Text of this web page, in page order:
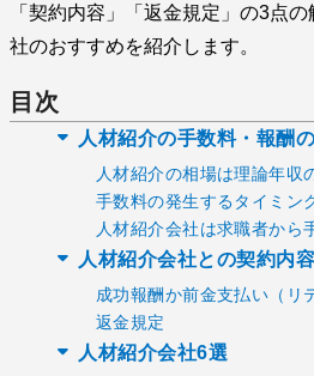
「契約内容」「返金規定」の3点
社のおすすめを紹介します。
目次
人材紹介の手数料・報酬
人材紹介の相場は理論年収
手数料の発生するタイミン
人材紹介会社は求職者から
人材紹介会社との契約内
成功報酬か前金支払い（リ
返金規定
人材紹介会社6選